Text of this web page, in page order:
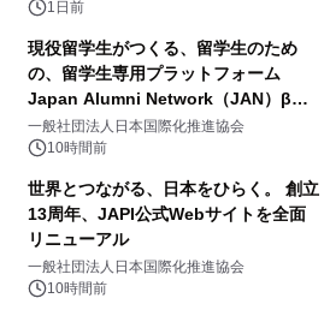
ボグッズも発売決定！
1日前
現役留学生がつくる、留学生のため
の、留学生専用プラットフォーム
Japan Alumni Network（JAN）β版
をリリース
一般社団法人日本国際化推進協会
10時間前
世界とつながる、日本をひらく。 創立
13周年、JAPI公式Webサイトを全面
リニューアル
一般社団法人日本国際化推進協会
10時間前